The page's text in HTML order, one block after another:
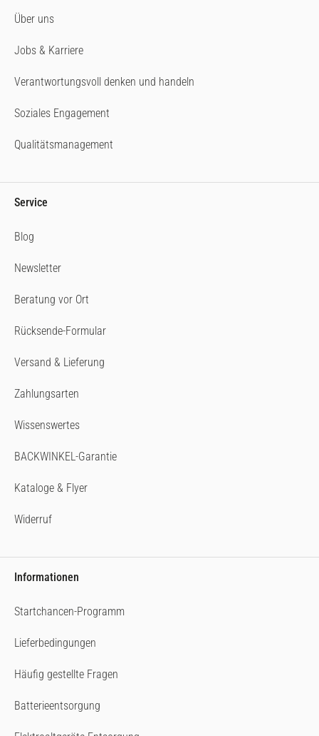
Über uns
Jobs & Karriere
Verantwortungsvoll denken und handeln
Soziales Engagement
Qualitätsmanagement
Service
Blog
Newsletter
Beratung vor Ort
Rücksende-Formular
Versand & Lieferung
Zahlungsarten
Wissenswertes
BACKWINKEL-Garantie
Kataloge & Flyer
Widerruf
Informationen
Startchancen-Programm
Lieferbedingungen
Häufig gestellte Fragen
Batterieentsorgung